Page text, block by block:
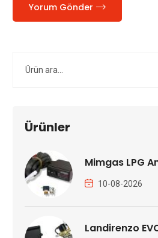
Yorum Gönder
Ürünler
Mimgas LPG
10-08-2026
Landirenzo